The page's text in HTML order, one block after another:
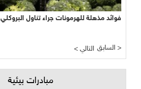
فوائد مذهلة للهرمونات جراء تناول البروكلي
< التالي السابق >
مبادرات بيئية